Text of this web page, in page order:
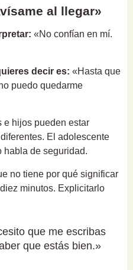
al llegar»
«No confían en mí.
decir es: «Hasta que
puedo quedarme
e hijos pueden estar
El adolescente
habla de seguridad.
no tiene por qué significar
minutos. Explicitarlo
que me escribas
que estás bien.»